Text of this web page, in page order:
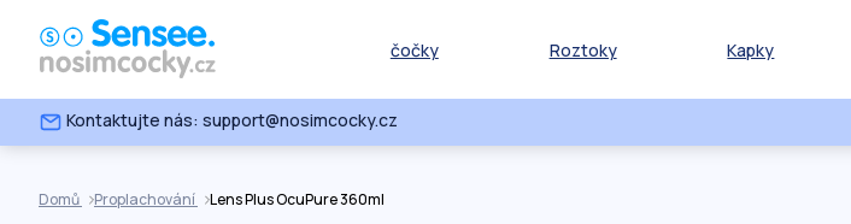
čočky Roztoky Kapky
Kontaktujte nás: support@nosimcocky.cz
Domů Proplachování Lens Plus OcuPure 360ml